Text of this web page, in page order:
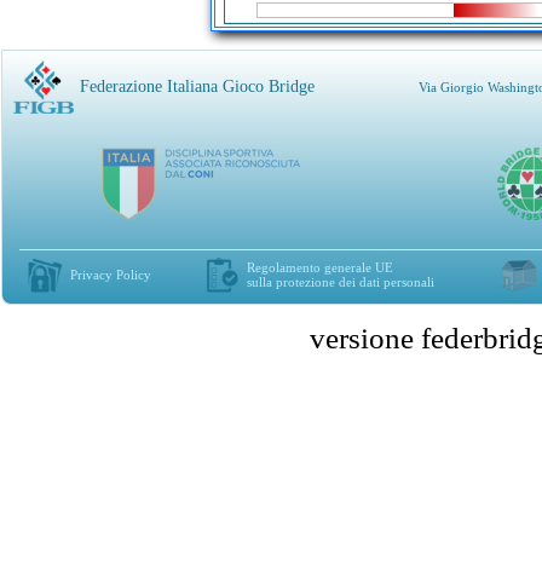
Federazione Italiana Gioco Bridge Via Giorgio
Privacy Policy
Regolamento generale UE
sulla protezione dei dati personali
versione